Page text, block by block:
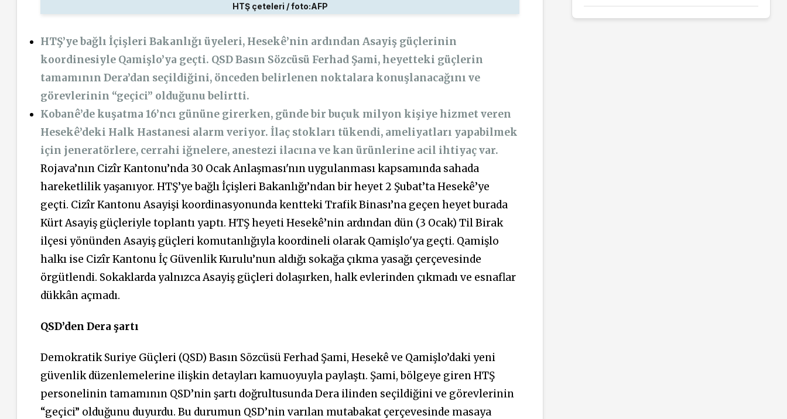
HTŞ çeteleri / foto:AFP
HTŞ’ye bağlı İçişleri Bakanlığı üyeleri, Hesekê’nin ardından Asayiş güçlerinin
koordinesiyle Qamişlo’ya geçti. QSD Basın Sözcüsü Ferhad Şami, heyetteki güçlerin
tamamının Dera’dan seçildiğini, önceden belirlenen noktalara konuşlanacağını ve
görevlerinin “geçici” olduğunu belirtti.
Kobanê’de kuşatma 16’ncı gününe girerken, günde bir buçuk milyon kişiye hizmet veren
Hesekê’deki Halk Hastanesi alarm veriyor. İlaç stokları tükendi, ameliyatları yapabilmek
için jeneratörlere, cerrahi iğnelere, anestezi ilacına ve kan ürünlerine acil ihtiyaç var.
Rojava’nın Cizîr Kantonu’nda 30 Ocak Anlaşması'nın uygulanması kapsamında sahada
hareketlilik yaşanıyor. HTŞ’ye bağlı İçişleri Bakanlığı’ndan bir heyet 2 Şubat’ta Hesekê’ye
geçti. Cizîr Kantonu Asayişi koordinasyonunda kentteki Trafik Binası’na geçen heyet burada
Kürt Asayiş güçleriyle toplantı yaptı. HTŞ heyeti Hesekê’nin ardından dün (3 Ocak) Til Birak
ilçesi yönünden Asayiş güçleri komutanlığıyla koordineli olarak Qamişlo'ya geçti. Qamişlo
halkı ise Cizîr Kantonu İç Güvenlik Kurulu’nun aldığı sokağa çıkma yasağı çerçevesinde
örgütlendi. Sokaklarda yalnızca Asayiş güçleri dolaşırken, halk evlerinden çıkmadı ve esnaflar
dükkân açmadı.
QSD’den Dera şartı
Demokratik Suriye Güçleri (QSD) Basın Sözcüsü Ferhad Şami, Hesekê ve Qamişlo’daki yeni
güvenlik düzenlemelerine ilişkin detayları kamuoyuyla paylaştı. Şami, bölgeye giren HTŞ
personelinin tamamının QSD’nin şartı doğrultusunda Dera ilinden seçildiğini ve görevlerinin
“geçici” olduğunu duyurdu. Bu durumun QSD’nin varılan mutabakat çerçevesinde masaya